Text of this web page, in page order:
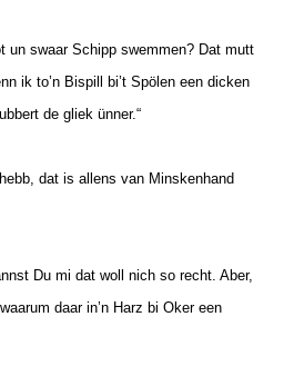
un swaar Schipp swemmen? Dat mutt
ik to’n Bispill bi’t Spölen een dicken
de gliek ünner.“
dat is allens van Minskenhand
Du mi dat woll nich so recht. Aber,
daar in’n Harz bi Oker een